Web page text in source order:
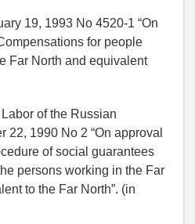
19, 1993 No 4520-1 “On
for people
Far North and equivalent
of the Russian
22, 1990 No 2 “On approval
of social guarantees
persons working in the Far
to the Far North”. (in